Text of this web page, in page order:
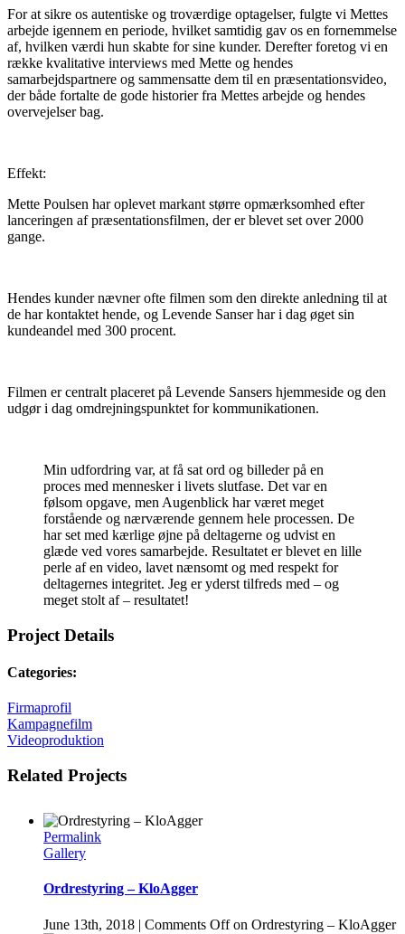
For at sikre os autentiske og troværdige optagelser, fulgte vi Mettes
arbejde igennem en periode, hvilket samtidig gav os en fornemmelse
af, hvilken værdi hun skabte for sine kunder. Derefter foretog vi en
række kvalitative interviews med Mette og hendes
samarbejdspartnere og sammensatte dem til en præsentationsvideo,
der både fortalte de gode historier fra Mettes arbejde og hendes
overvejelser bag.
Effekt:
Mette Poulsen har oplevet markant større opmærksomhed efter
lanceringen af præsentationsfilmen, der er blevet set over 2000
gange.
Hendes kunder nævner ofte filmen som den direkte anledning til at
de har kontaktet hende, og Levende Sanser har i dag øget sin
kundeandel med 300 procent.
Filmen er centralt placeret på Levende Sansers hjemmeside og den
udgør i dag omdrejningspunktet for kommunikationen.
Min udfordring var, at få sat ord og billeder på en
proces med mennesker i livets slutfase. Det var en
følsom opgave, men Augenblick har været meget
forstående og nærværende gennem hele processen. De
har set med kærlige øjne på deltagerne og udvist en
glæde ved vores samarbejde. Resultatet er blevet en lille
perle af en video, lavet nænsomt og med respekt for
deltagernes integritet. Jeg er yderst tilfreds med – og
meget stolt af – resultatet!
Project Details
Categories:
Firmaprofil
Kampagnefilm
Videoproduktion
Related Projects
Permalink
Gallery
Ordrestyring – KloAgger
June 13th, 2018 | Comments Offon Ordrestyring – KloAgger